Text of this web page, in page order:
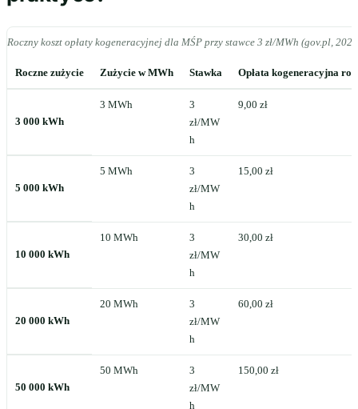
Roczny koszt opłaty kogeneracyjnej dla MŚP przy stawce 3 zł/MWh (gov.pl,
Roczne zużycie Zużycie w MWh Stawka Opłata kogeneracyjna
3 000 kWh
3 MWh
3
zł/MW
h
9,00 zł
5 000 kWh
5 MWh
3
zł/MW
h
15,00 zł
10 000 kWh
10 MWh
3
zł/MW
h
30,00 zł
20 000 kWh
20 MWh
3
zł/MW
h
60,00 zł
50 000 kWh
50 MWh
3
zł/MW
h
150,00 zł